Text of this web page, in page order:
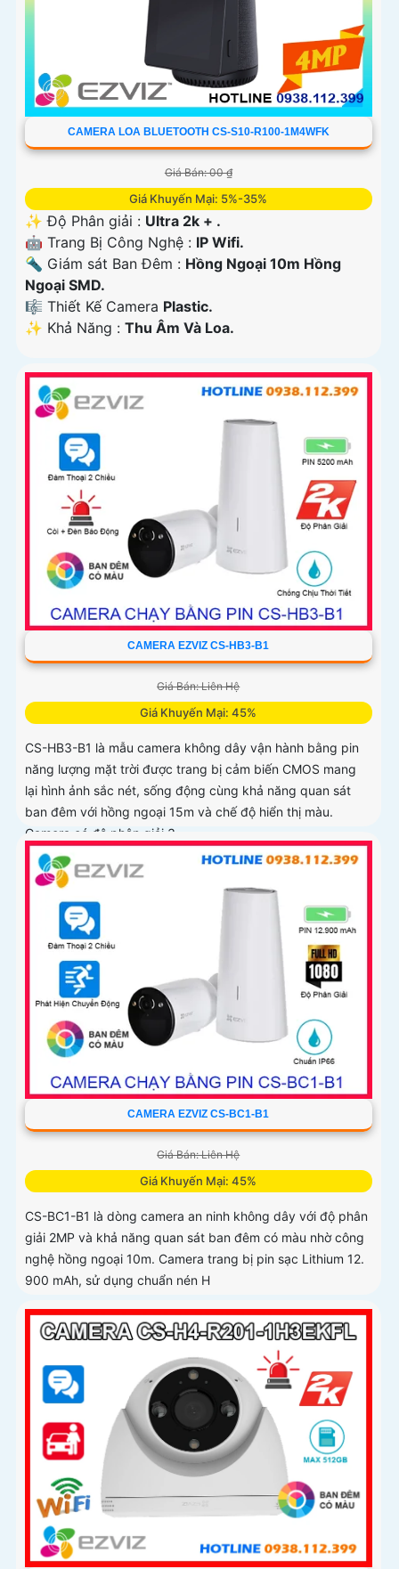
CAMERA LOA BLUETOOTH CS-S10-R100-1M4WFK
Giá Bán: 00 ₫
Giá Khuyến Mại: 5%-35%
✨ Độ Phân giải : Ultra 2k + .
🤖️ Trang Bị Công Nghệ : IP Wifi.
🔦 Giám sát Ban Đêm : Hồng Ngoại 10m Hồng
Ngoại SMD.
🎼️ Thiết Kế Camera Plastic.
️✨ Khả Năng : Thu Âm Và Loa.
CAMERA EZVIZ CS-HB3-B1
Giá Bán: Liên Hệ
Giá Khuyến Mại: 45%
CS-HB3-B1 là mẫu camera không dây vận hành bằng pin
năng lượng mặt trời được trang bị cảm biến CMOS mang
lại hình ảnh sắc nét, sống động cùng khả năng quan sát
ban đêm với hồng ngoại 15m và chế độ hiển thị màu.
Camera có độ phân giải 3
CAMERA EZVIZ CS-BC1-B1
Giá Bán: Liên Hệ
Giá Khuyến Mại: 45%
CS-BC1-B1 là dòng camera an ninh không dây với độ phân
giải 2MP và khả năng quan sát ban đêm có màu nhờ công
nghệ hồng ngoại 10m. Camera trang bị pin sạc Lithium 12.
900 mAh, sử dụng chuẩn nén H